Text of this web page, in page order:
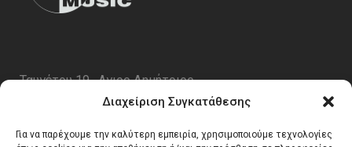
Διαχείριση Συγκατάθεσης
Για να παρέχουμε την καλύτερη εμπειρία, χρησιμοποιούμε τεχνολογίες
Ταυγέτου 19 , Αγιος Δημήτριος
email:info@generalmusic.gr